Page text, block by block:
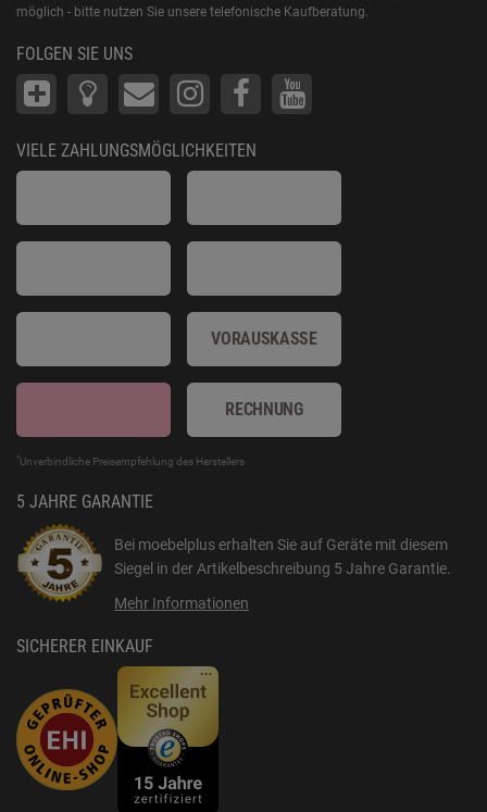
möglich - bitte nutzen Sie unsere telefonische Kaufberatung.
FOLGEN SIE UNS
VIELE ZAHLUNGSMÖGLICHKEITEN
VORAUSKASSE
RECHNUNG
*Unverbindliche Preisempfehlung des Herstellers
5 JAHRE GARANTIE
Bei moebelplus erhalten Sie auf Geräte mit diesem
Siegel in der Artikelbeschreibung 5 Jahre Garantie.
Mehr Informationen
SICHERER EINKAUF